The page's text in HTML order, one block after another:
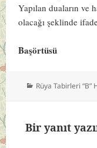
Yapılan duaların ve
olacağı şeklinde
Başörtüsü
Kategoriler
Rüya Tabirleri “B”
Bir yanıt